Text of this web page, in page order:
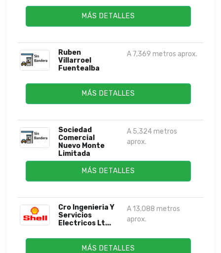
MÁS DETALLES
Ruben
Villarroel
Fuentealba
A 7,369 metros aprox.
MÁS DETALLES
Sociedad
Comercial
Nuevo Monte
Limitada
A 5,324 metros
aprox.
MÁS DETALLES
Cro Ingenieria Y
Servicios
Electricos Lt...
A 13,088 metros
aprox.
MÁS DETALLES